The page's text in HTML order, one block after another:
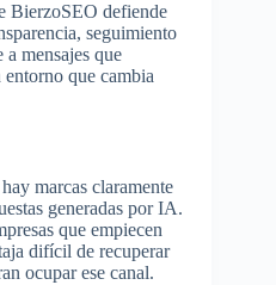
BierzoSEO defiende
seguimiento
mensajes que
que cambia
marcas claramente
generadas por IA.
que empiecen
difícil de recuperar
ocupar ese canal.